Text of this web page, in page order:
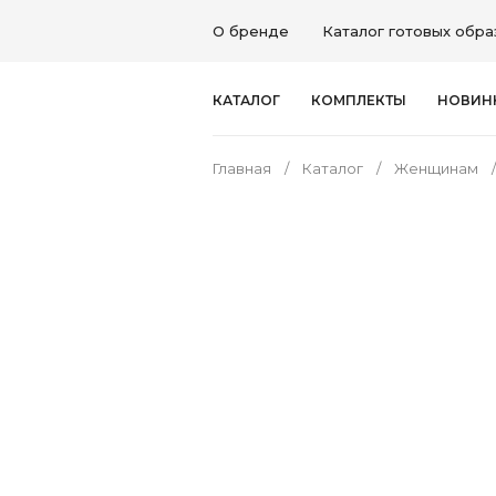
О бренде Каталог готовых
КАТАЛОГ КОМПЛЕКТЫ
Главная Каталог Женщинам